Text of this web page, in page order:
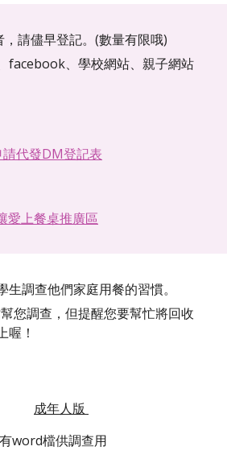
請儘早登記。(數量有限哦)
facebook、學校網站、親子網站
請代發DM登記表
愛上餐桌推廣區
生調查他們家庭用餐的習慣。
您調查，但提醒您要幫忙將回收
喔！
成年人版
word檔供調查用